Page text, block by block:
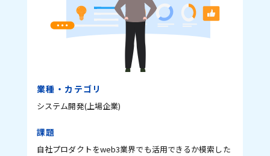
業種・カテゴリ
システム開発(上場企業)
課題
自社プロダクトをweb3業界でも活用できるか模索した